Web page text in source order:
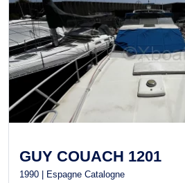
GUY COUACH 1201
1990 | Espagne Catalogne